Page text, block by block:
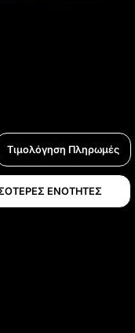
Τιμολόγηση Πληρωμές
ΕΝΟΤΗΤΕΣ